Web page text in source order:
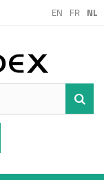
EN FR NL